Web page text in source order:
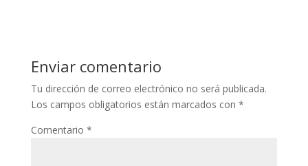
Enviar comentario
Tu dirección de correo electrónico no será publicada.
Los campos obligatorios están marcados con *
Comentario *